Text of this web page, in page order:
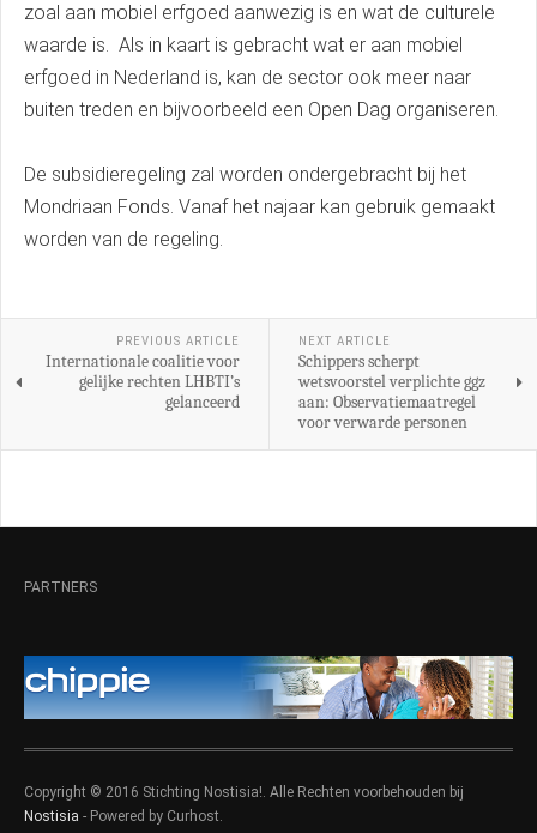
zoal aan mobiel erfgoed aanwezig is en wat de culturele
waarde is. Als in kaart is gebracht wat er aan mobiel
erfgoed in Nederland is, kan de sector ook meer naar
buiten treden en bijvoorbeeld een Open Dag organiseren.
De subsidieregeling zal worden ondergebracht bij het
Mondriaan Fonds. Vanaf het najaar kan gebruik gemaakt
worden van de regeling.
PREVIOUS ARTICLE
Internationale coalitie voor
gelijke rechten LHBTI’s
gelanceerd
NEXT ARTICLE
Schippers scherpt
wetsvoorstel verplichte ggz
aan: Observatiemaatregel
voor verwarde personen
PARTNERS
Copyright © 2016 Stichting Nostisia!. Alle Rechten voorbehouden bij
Nostisia - Powered by Curhost.